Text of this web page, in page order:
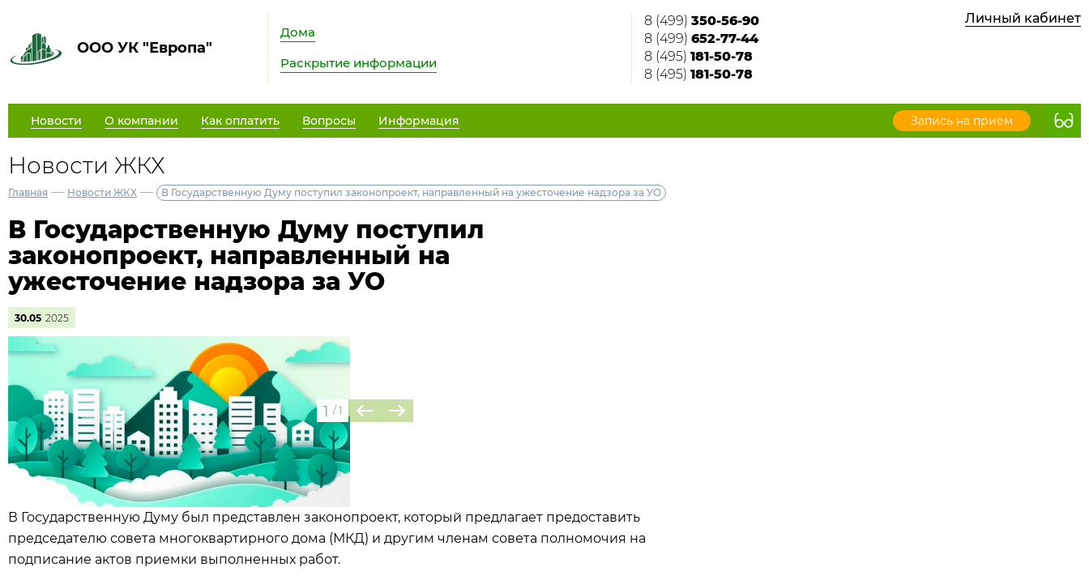
ООО УК "Европа"
Дома
Раскрытие информации
8 (499) 350-56-90
8 (499) 652-77-44
8 (495) 181-50-78
8 (495) 181-50-78
Личный кабинет
Новости О компании Как оплатить Вопросы Информация Запись на прием
Новости ЖКХ
Главная — Новости ЖКХ — В Государственную Думу поступил законопроект, направленный на ужесточение надзора за УО
В Государственную Думу поступил
законопроект, направленный на
ужесточение надзора за УО
30.05 2025
1 / 1
В Государственную Думу был представлен законопроект, который предлагает предоставить
председателю совета многоквартирного дома (МКД) и другим членам совета полномочия на
подписание актов приемки выполненных работ.